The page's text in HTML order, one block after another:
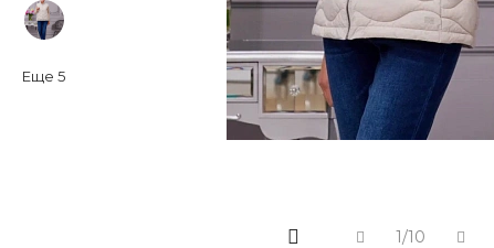
Еще 5
1/10